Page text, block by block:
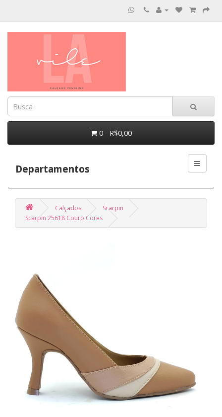
0 - R$0,00
Departamentos
Calçados
Scarpin
Scarpin 25618 Couro Cores